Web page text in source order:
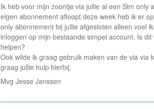
Ik heb voor mijn zoontje via jullie al een Sim
eigen abonnement afloopt deze week heb ik er
only abonnement bij jullie afgesloten alleen voel
inloggen op mijn bestaande simpel account. Is
helpen?
Ook wilde ik graag gebruik maken van de via via
graag jullie hulp hierbij,
Mvg Jesse Janssen